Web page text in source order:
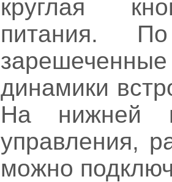
круглая
питания.
динамики
На нижней
управления,
можно